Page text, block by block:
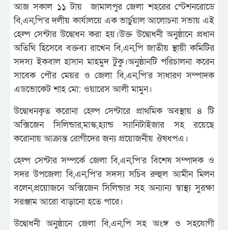
আজ সকাল ১১ টায় জামালপুর জেলা শহরের স্টেশনরোডে
বি,এন,পি’র দলীয় কার্যালয়ে এক ভার্চুয়াল আলোচনা সভায় এই
হেল্প সেন্টার উদ্বোধন করা হয়।উক্ত উদ্বোধনী অনুষ্ঠানে প্রধান
অতিথি হিসেবে বক্তব্য রাখেন বি,এন,পি জাতীয় স্থায়ী কমিটির
সদস্য ইকবাল হাসান মাহমুদ টুকু।অনুষ্ঠানটি পরিচালনা করেন
সাবেক পৌর মেয়র ও জেলা বি,এন,পি’র সাধারণ সম্পাদক
এডভোকেট শাহ মো: ওয়ারেস আলী মামুন।
উদ্বোধনকৃত করোনা হেল্প সেন্টারে প্রাথমিক অবস্থায় ৪ টি
অক্সিজেন সিলিন্ডার,মাস্ক,হ্যান্ড স্যানিটাইজার সহ রয়েছে
করোনায় আক্রান্ত রোগীদের জন্য প্রয়োজনীয় ঔষধপএ।
হেল্প সেন্টার সম্পর্কে জেলা বি,এন,পি’র বিশেষ সম্পাদক ও
সদর উপজেলা বি,এন,পি’র সদস্য সচিব রুহুল আমীন মিলন
বলেন,প্রয়োজনে অক্সিজেন সিলিন্ডার সহ অন্যান্য স্বাস্থ্য সুরক্ষা
সরঞ্জাম আরো বাড়ানো হতে পারে।
উদ্বোধনী অনুষ্ঠানে জেলা বি,এন,পি সহ অংঙ্গ ও সহযোগী